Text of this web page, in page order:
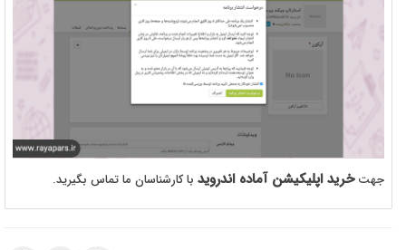
جهتخرید اپلیکیشن آماده اندروید با کارشناسان ما تماس بگیرید.